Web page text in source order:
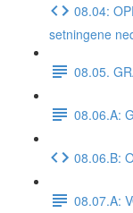
08.04:
setningene
08.05.
08.06.A:
08.06.B:
08.07.A: